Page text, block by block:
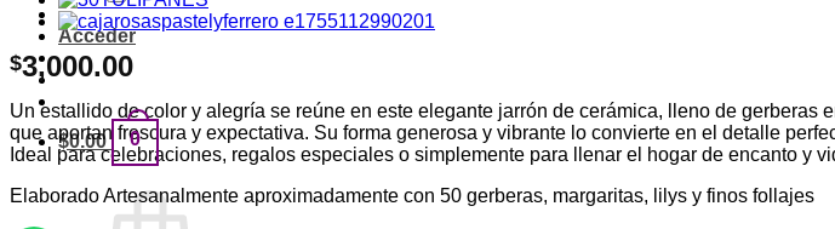
Acceder
$0.00 0
$3,000.00
Un estallido de color y alegría se reúne en este elegante jarrón de cerámica, lleno de
que aportan frescura y expectativa. Su forma generosa y vibrante lo convierte en el detalle
Ideal para celebraciones, regalos especiales o simplemente para llenar el hogar de encanto y
Elaborado Artesanalmente aproximadamente con 50 gerberas, margaritas, lilys y finos follajes